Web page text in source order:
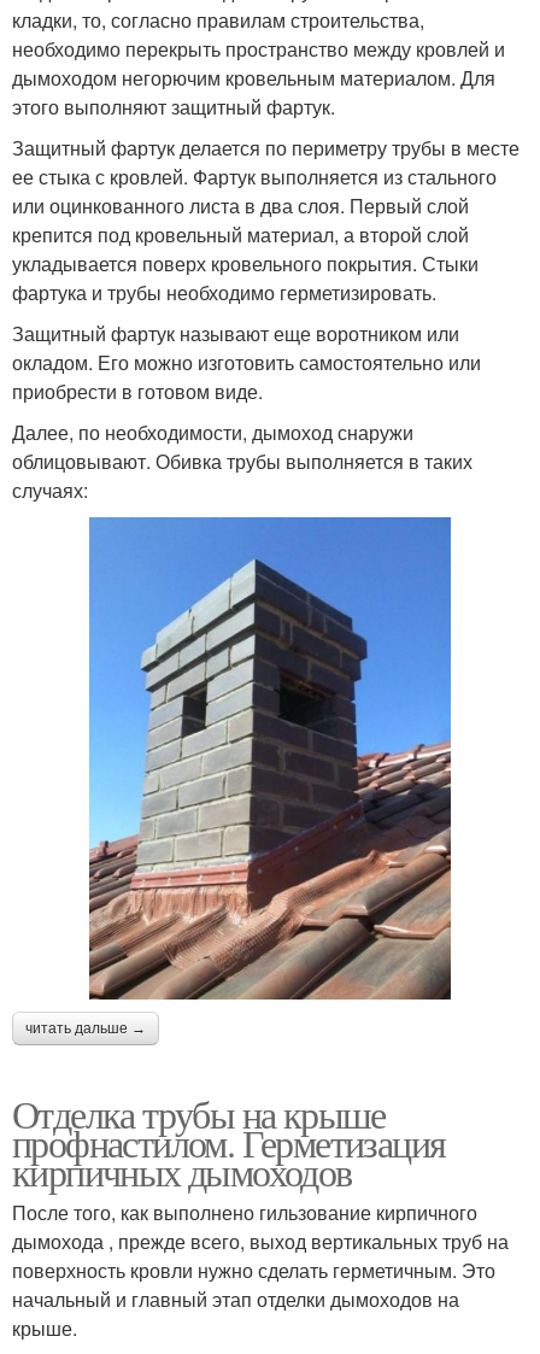
кладки, то, согласно правилам строительства,
необходимо перекрыть пространство между кровлей и
дымоходом негорючим кровельным материалом. Для
этого выполняют защитный фартук.
Защитный фартук делается по периметру трубы в месте
ее стыка с кровлей. Фартук выполняется из стального
или оцинкованного листа в два слоя. Первый слой
крепится под кровельный материал, а второй слой
укладывается поверх кровельного покрытия. Стыки
фартука и трубы необходимо герметизировать.
Защитный фартук называют еще воротником или
окладом. Его можно изготовить самостоятельно или
приобрести в готовом виде.
Далее, по необходимости, дымоход снаружи
облицовывают. Обивка трубы выполняется в таких
случаях:
читать дальше →
Отделка трубы на крыше
профнастилом. Герметизация
кирпичных дымоходов
После того, как выполнено гильзование кирпичного
дымохода , прежде всего, выход вертикальных труб на
поверхность кровли нужно сделать герметичным. Это
начальный и главный этап отделки дымоходов на
крыше.